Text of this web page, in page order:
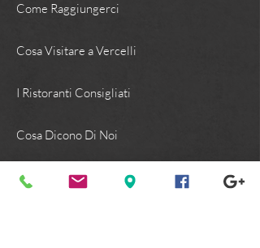
Come Raggiungerci
Cosa Visitare a Vercelli
I Ristoranti Consigliati
Cosa Dicono Di Noi
La Struttura